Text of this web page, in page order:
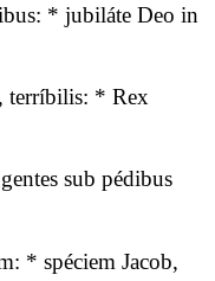
* jubiláte Deo in
terríbilis: * Rex
sub pédibus
* spéciem Jacob,